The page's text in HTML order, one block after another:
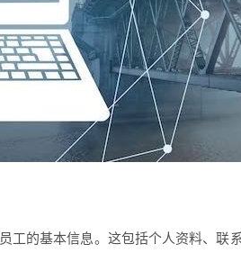
工的基本信息。这包括个人资料、联